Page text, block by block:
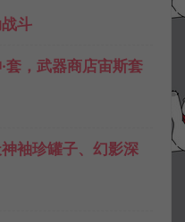
斗
套，武器商店宙斯套
袖珍罐子、幻影深